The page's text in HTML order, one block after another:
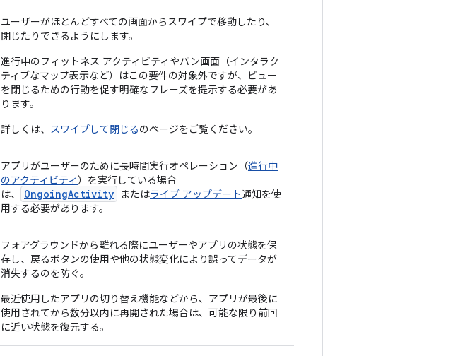
ユーザーがほとんどすべての画面からスワイプで移動したり、
閉じたりできるようにします。
進行中のフィットネス アクティビティやパン画面（インタラク
ティブなマップ表示など）はこの要件の対象外ですが、ビュー
を閉じるための行動を促す明確なフレーズを提示する必要があ
ります。
詳しくは、 スワイプして閉じるのページをご覧ください。
アプリがユーザーのために長時間実行オペレーション（進行中
のアクティビティ）を実行している場合
は、
OngoingActivity またはライブ アップデート通知を使
用する必要があります。
フォアグラウンドから離れる際にユーザーやアプリの状態を保
存し、戻るボタンの使用や他の状態変化により誤ってデータが
消失するのを防ぐ。
最近使用したアプリの切り替え機能などから、アプリが最後に
使用されてから数分以内に再開された場合は、可能な限り前回
に近い状態を復元する。